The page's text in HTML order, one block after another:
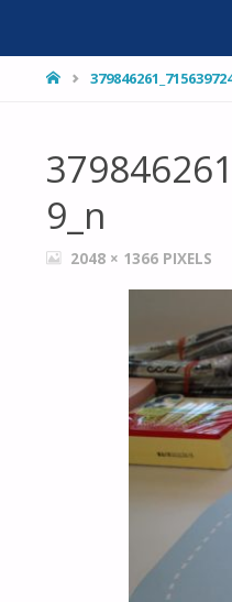
HOME
9_n
FULL2048 × 1366 PIXELS